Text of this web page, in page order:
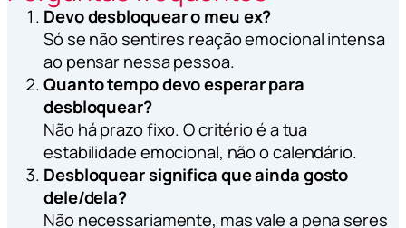
Devo desbloquear o meu ex?
Só se não sentires reação emocional intensa
ao pensar nessa pessoa.
Quanto tempo devo esperar para
desbloquear?
Não há prazo fixo. O critério é a tua
estabilidade emocional, não o calendário.
Desbloquear significa que ainda gosto
dele/dela?
Não necessariamente, mas vale a pena seres